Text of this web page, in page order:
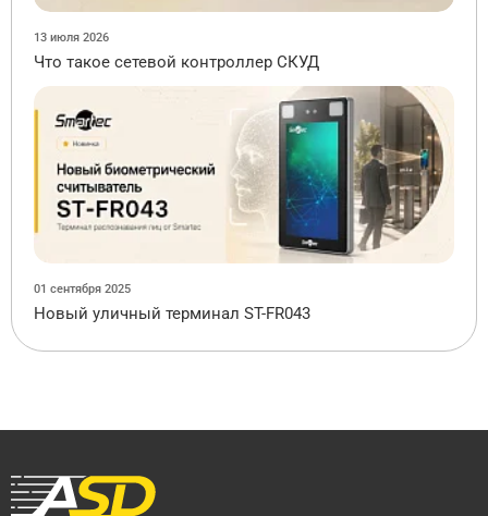
13 июля 2026
Что такое сетевой контроллер СКУД
01 сентября 2025
Новый уличный терминал ST-FR043